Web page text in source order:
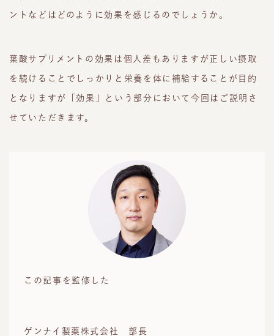
ントなどはどのように効果を感じるのでしょうか。
葉酸サプリメントの効果は個人差もありますが正しい摂取
を続けることでしっかりと栄養を体に補給することが目的
となりますが「効果」という部分において今回はご説明さ
せていただきます。
この記事を監修した
ゲンナイ製薬株式会社 部長